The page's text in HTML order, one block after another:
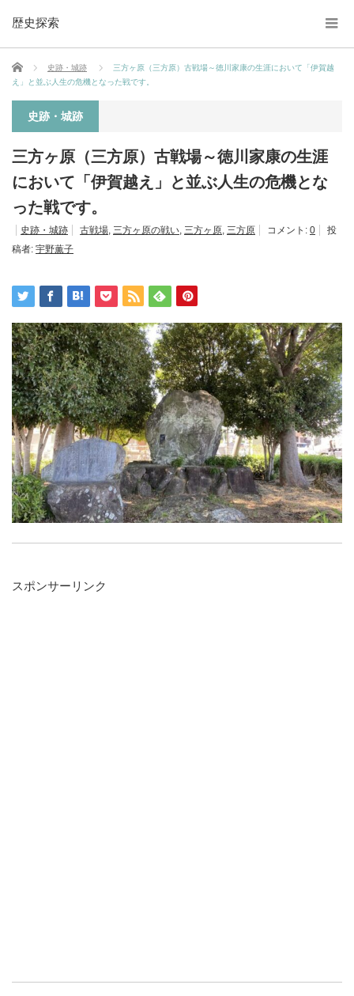
歴史探索
ホーム 史跡・城跡
三方ヶ原（三方原）古戦場～徳川家康の生涯において「伊賀越
え」と並ぶ人生の危機となった戦です。
史跡・城跡
三方ヶ原（三方原）古戦場～徳川家康の生涯
において「伊賀越え」と並ぶ人生の危機とな
った戦です。
史跡・城跡 古戦場, 三方ヶ原の戦い, 三方ヶ原, 三方原 コメント: 0
投
稿者: 宇野薫子
スポンサーリンク